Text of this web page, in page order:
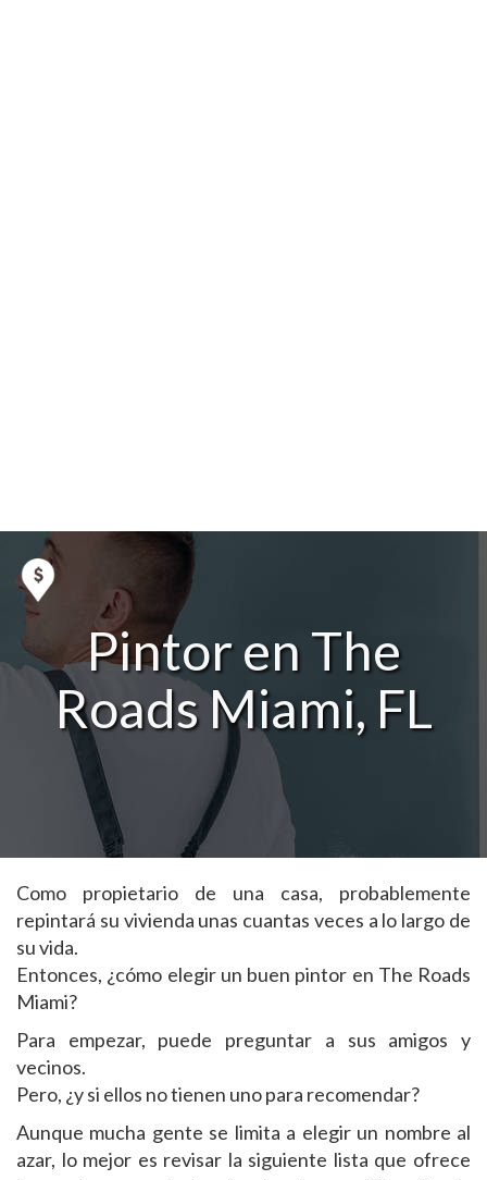
Pintor en The
Roads Miami, FL
Como propietario de una casa, probablemente
repintará su vivienda unas cuantas veces a lo largo de
su vida.
Entonces, ¿cómo elegir un buen pintor en The Roads
Miami?
Para empezar, puede preguntar a sus amigos y
vecinos.
Pero, ¿y si ellos no tienen uno para recomendar?
Aunque mucha gente se limita a elegir un nombre al
azar, lo mejor es revisar la siguiente lista que ofrece